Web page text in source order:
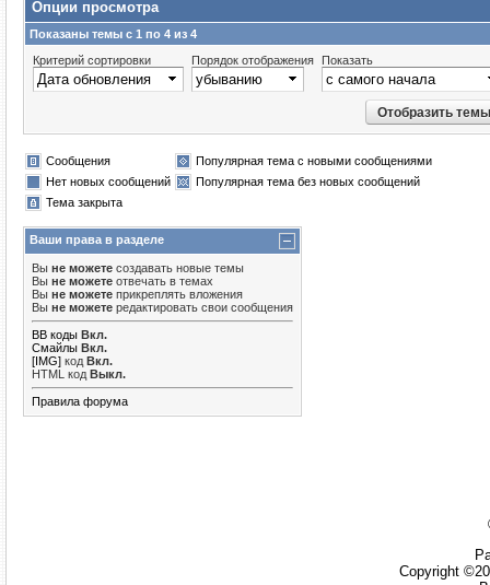
Опции просмотра
Показаны темы с 1 по 4 из 4
Критерий сортировки
Порядок отображения Показать
Сообщения
Популярная тема с новыми сообщениями
Нет новых сообщений
Популярная тема без новых сообщений
Тема закрыта
Ваши права в разделе
Вы не можете создавать новые темы
Вы не можете отвечать в темах
Вы не можете прикреплять вложения
Вы не можете редактировать свои сообщения
BB коды Вкл.
Смайлы Вкл.
[IMG] код Вкл.
HTML код Выкл.
Правила форума
Copyright